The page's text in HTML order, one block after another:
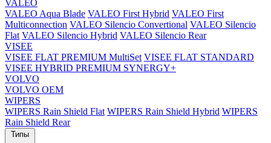
VALEO
VALEO Aqua Blade VALEO First Hybrid VALEO First
Multiconnection VALEO Silencio Convertional VALEO Silencio
Flat VALEO Silencio Hybrid VALEO Silencio Rear
VISEE
VISEE FLAT PREMIUM MultiSet VISEE FLAT STANDARD
VISEE HYBRID PREMIUM SYNERGY+
VOLVO
VOLVO OEM
WIPERS
WIPERS Rain Shield Flat WIPERS Rain Shield Hybrid WIPERS
Rain Shield Rear
Типы